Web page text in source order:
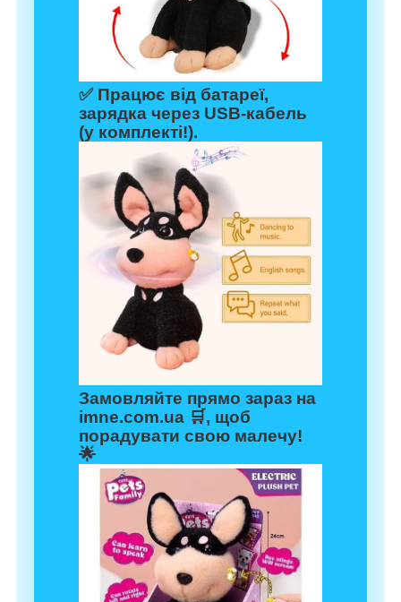
✅ Працює від батареї,
зарядка через USB-кабель
(у комплекті!).
Замовляйте прямо зараз на
imne.com.ua 🛒, щоб
порадувати свою малечу!
🌟